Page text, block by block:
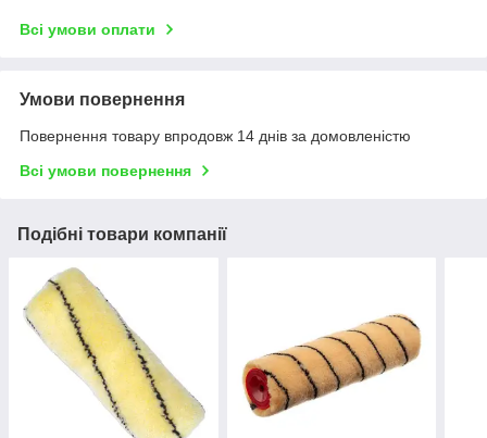
Всі умови оплати
Умови повернення
Повернення товару впродовж 14 днів за домовленістю
Всі умови повернення
Подібні товари компанії